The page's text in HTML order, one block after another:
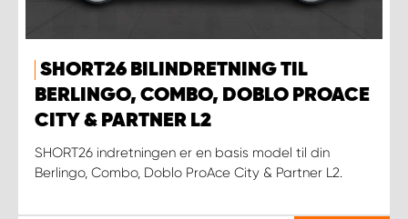
SHORT26 BILINDRETNING TIL
BERLINGO, COMBO, DOBLO PROACE
CITY & PARTNER L2
SHORT26 indretningen er en basis model til din
Berlingo, Combo, Doblo ProAce City & Partner L2.